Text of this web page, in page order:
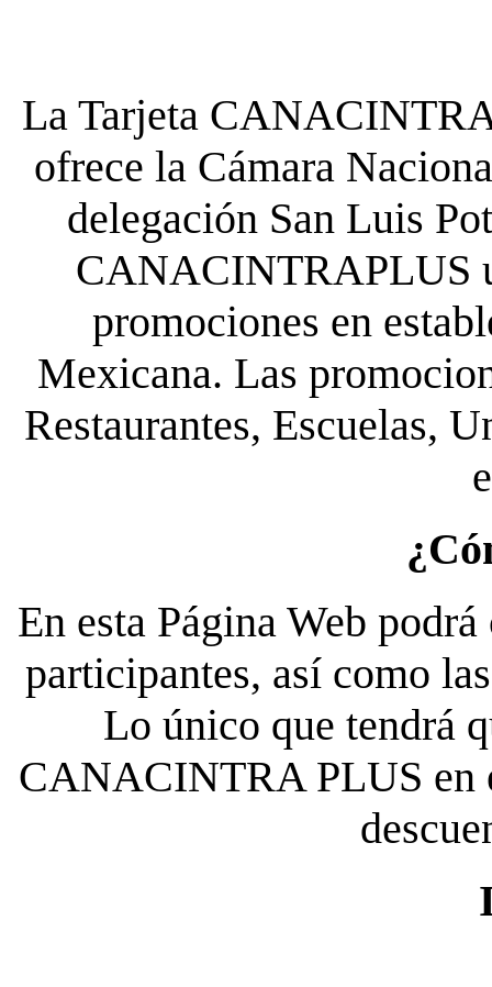
La Tarjeta
ofrece la Cámara
delegación San Luis
CANACINTRAPLUS
promociones en
Mexicana. Las
Restaurantes, Escuelas,
En esta Página Web
participantes, así como
Lo único que tendrá
CANACINTRA PLUS en